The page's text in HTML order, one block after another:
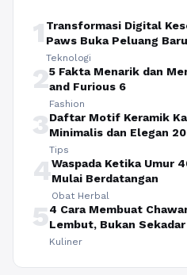
1 Transformasi Digital
Paws Buka Peluang
Teknologi
25 Fakta Menarik dan
and Furious 6
Fashion
3Daftar Motif Keramik
Minimalis dan Elegan
Tips
4Waspada Ketika Umur
Mulai Berdatangan
Obat Herbal
54 Cara Membuat
Lembut, Bukan
Kuliner